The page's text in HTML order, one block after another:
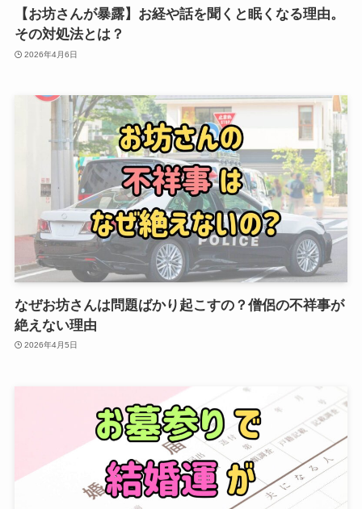
【お坊さんが暴露】お経や話を聞くと眠くなる理由。
その対処法とは？
2026年4月6日
なぜお坊さんは問題ばかり起こすの？僧侶の不祥事が
絶えない理由
2026年4月5日